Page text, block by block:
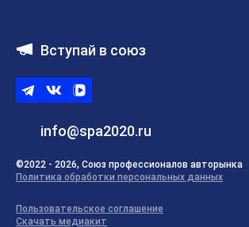
Вступай в союз
info@spa2020.ru
TelegramВКонтакте
ВК
©2022 - 2026, Союз профессионалов авторынка
Политика обработки персональных данных
Пользовательское соглашение
Скачать медиакит